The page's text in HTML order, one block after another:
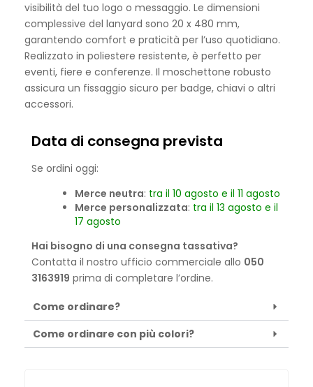
visibilità del tuo logo o messaggio. Le dimensioni
complessive del lanyard sono 20 x 480 mm,
garantendo comfort e praticità per l’uso quotidiano.
Realizzato in poliestere resistente, è perfetto per
eventi, fiere e conferenze. Il moschettone robusto
assicura un fissaggio sicuro per badge, chiavi o altri
accessori.
Data di consegna prevista
Se ordini oggi:
Merce neutra: tra il 10 agosto e il 11 agosto
Merce personalizzata: tra il 13 agosto e il
17 agosto
Hai bisogno di una consegna tassativa?
Contatta il nostro ufficio commerciale allo 050
3163919 prima di completare l’ordine.
Come ordinare?
Come ordinare con più colori?